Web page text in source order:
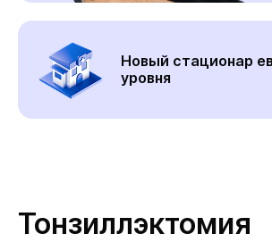
Новый стационар
уровня
Тонзиллэктомия